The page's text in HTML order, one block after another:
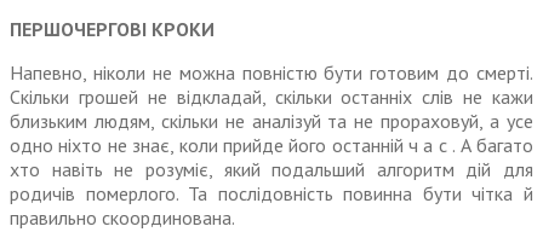
ПЕРШОЧЕРГОВІ КРОКИ
Напевно, ніколи не можна повністю бути готовим до смерті.
Скільки грошей не відкладай, скільки останніх слів не кажи
близьким людям, скільки не ана­лізуй та не прораховуй, а усе
одно ніхто не знає, коли прийде його останній ч а с . А багато
хто навіть не розуміє, який подальший алгоритм дій для
родичів померлого. Та послідовність повинна бути чітка й
правильно скоординована.